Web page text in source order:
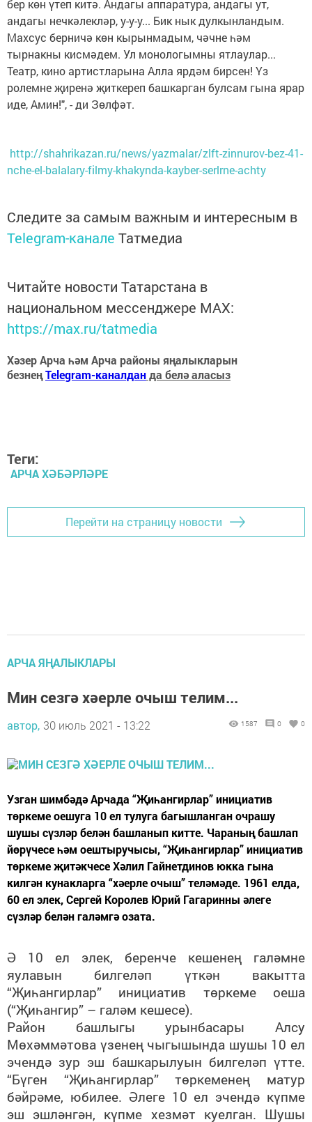
бер көн үтеп китә. Андагы аппаратура, андагы ут,
андагы нечкәлекләр, у-у-у... Бик нык дулкынландым.
Махсус берничә көн кырынмадым, чәчне һәм
тырнакны кисмәдем. Ул монологымны ятлаулар...
Театр, кино артистларына Алла ярдәм бирсен! Үз
ролемне җиренә җиткереп башкарган булсам гына ярар
иде, Амин!", - ди Зөлфәт.
http://shahrikazan.ru/news/yazmalar/zlft-zinnurov-bez-41-
nche-el-balalary-filmy-khakynda-kayber-serlrne-achty
Следите за самым важным и интересным в
Telegram-канале Татмедиа
Читайте новости Татарстана в
национальном мессенджере MАХ:
https://max.ru/tatmedia
Хәзер Арча һәм Арча районы яңалыкларын
безнеңTelegram-каналданда белә аласыз
Теги:
АРЧА ХӘБӘРЛӘРЕ
Перейти на страницу новости
АРЧА ЯҢАЛЫКЛАРЫ
Мин сезгә хәерле очыш телим...
автор, 30 июль 2021 - 13:22 1587 0 0
Узган шимбәдә Арчада “Җиһангирлар” инициатив
төркеме оешуга 10 ел тулуга багышланган очрашу
шушы сүзләр белән башланып китте. Чараның башлап
йөрүчесе һәм оештыручысы, “Җиһангирлар” инициатив
төркеме җитәкчесе Хәлил Гайнетдинов юкка гына
килгән кунакларга “хәерле очыш” теләмәде. 1961 елда,
60 ел элек, Сергей Королев Юрий Гагаринны әлеге
сүзләр белән галәмгә озата.
Ә 10 ел элек, беренче кешенең галәмне
яулавын билгеләп үткән вакытта
“Җиһангирлар” инициатив төркеме оеша
(“Җиһангир” – галәм кешесе).
Район башлыгы урынбасары Алсу
Мөхәммәтова үзенең чыгышында шушы 10 ел
эчендә зур эш башкарылуын билгеләп үтте.
“Бүген “Җиһангирлар” төркеменең матур
бәйрәме, юбилее. Әлеге 10 ел эчендә күпме
эш эшләнгән, күпме хезмәт куелган. Шушы